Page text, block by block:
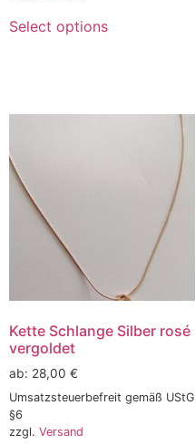
Select options
Kette Schlange Silber rosé
vergoldet
ab: 28,00 €
Umsatzsteuerbefreit gemäß UStG
§6
zzgl. Versand